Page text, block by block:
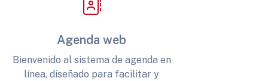
Agenda web
Bienvenido al sistema de agenda en
línea, diseñado para facilitar y